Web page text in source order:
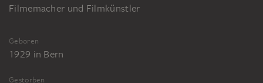
Filmemacher und Filmkünstler
Geboren
1929 in Bern
Gestorben